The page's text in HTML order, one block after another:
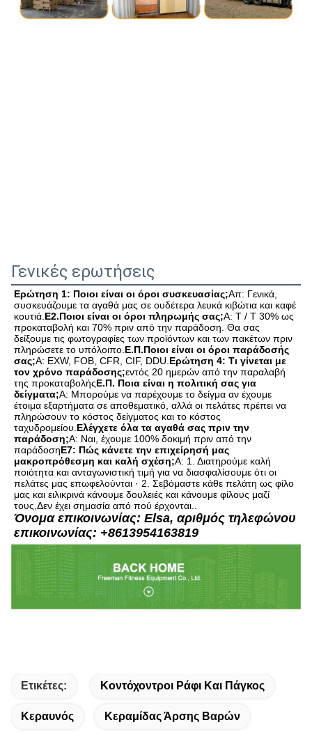
Γενικές ερωτήσεις
Ερώτηση 1: Ποιοι είναι οι όροι συσκευασίας;Απ: Γενικά,
συσκευάζουμε τα αγαθά μας σε ουδέτερα λευκά κιβώτια και καφέ
κουτιά. Ε2.Ποιοι είναι οι όροι πληρωμής σας;Α: T / T 30% ως
προκαταβολή και 70% πριν από την παράδοση. Θα σας
δείξουμε τις φωτογραφίες των προϊόντων και των πακέτων πριν
πληρώσετε το υπόλοιπο. Ε.Π.Ποιοι είναι οι όροι παράδοσής
σας;Α: EXW, FOB, CFR, CIF, DDU. Ερώτηση 4: Τι γίνεται με
τον χρόνο παράδοσης;εντός 20 ημερών από την παραλαβή
της προκαταβολήςΕ.Π. Ποια είναι η πολιτική σας για
δείγματα;Α: Μπορούμε να παρέχουμε το δείγμα αν έχουμε
έτοιμα εξαρτήματα σε αποθεματικό, αλλά οι πελάτες πρέπει να
πληρώσουν το κόστος δείγματος και το κόστος
ταχυδρομείου. Ελέγχετε όλα τα αγαθά σας πριν την
παράδοση;Α: Ναι, έχουμε 100% δοκιμή πριν από την
παράδοσηΕ7: Πώς κάνετε την επιχείρησή μας
μακροπρόθεσμη και καλή σχέση;Α: 1. Διατηρούμε καλή
ποιότητα και ανταγωνιστική τιμή για να διασφαλίσουμε ότι οι
πελάτες μας επωφελούνται · 2. Σεβόμαστε κάθε πελάτη ως φίλο
μας και ειλικρινά κάνουμε δουλειές και κάνουμε φίλους μαζί
τους,Δεν έχει σημασία από πού έρχονται..
Όνομα επικοινωνίας: Elsa, αριθμός τηλεφώνου
επικοινωνίας: +8613954163819
Ετικέτες: Κοντόχοντροι Ράφι Και Πάγκος
Κεραυνός Κεραμίδας Άρσης Βαρών